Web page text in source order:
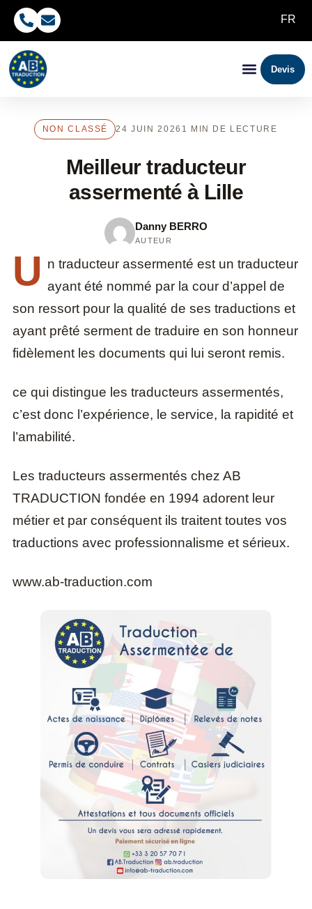
FR
Devis
NON CLASSÉ 24 JUIN 2026 1 MIN DE LECTURE
Meilleur traducteur
assermenté à Lille
Danny BERRO
AUTEUR
U n traducteur assermenté est un traducteur
ayant été nommé par la cour d’appel de
son ressort pour la qualité de ses traductions et
ayant prêté serment de traduire en son honneur
fidèlement les documents qui lui seront remis.
ce qui distingue les traducteurs assermentés,
c’est donc l’expérience, le service, la rapidité et
l’amabilité.
Les traducteurs assermentés chez AB
TRADUCTION fondée en 1994 adorent leur
métier et par conséquent ils traitent toutes vos
traductions avec professionnalisme et sérieux.
www.ab-traduction.com